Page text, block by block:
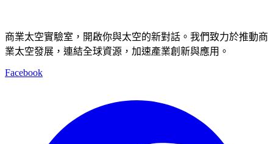
商業太空實驗室，開啟你與太空的新對話。我們致力於推動商
業太空發展，連結全球資源，加速產業創新與應用。
Facebook